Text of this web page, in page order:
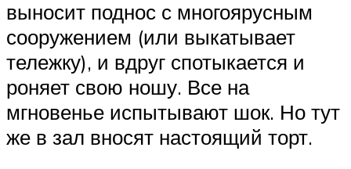
выносит поднос с многоярусным
сооружением (или выкатывает
тележку), и вдруг спотыкается и
роняет свою ношу. Все на
мгновенье испытывают шок. Но тут
же в зал вносят настоящий торт.